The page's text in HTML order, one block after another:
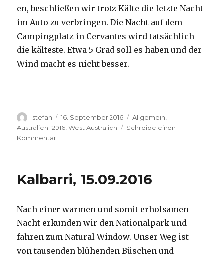
en, beschließen wir trotz Kälte die letzte Nacht
im Auto zu verbringen. Die Nacht auf dem
Campingplatz in Cervantes wird tatsächlich
die kälteste. Etwa 5 Grad soll es haben und der
Wind macht es nicht besser.
Autor
stefan
Veröffentlicht
am
16. September 2016 Kategorien
Allgemein
Australien_2016 ,West Australien
Schreibe einen
Kommentarzu
Kalbarri, 15.09.2016
Nach einer warmen und somit erholsamen
Nacht erkunden wir den Nationalpark und
fahren zum Natural Window. Unser Weg ist
von tausenden blühenden Büschen und